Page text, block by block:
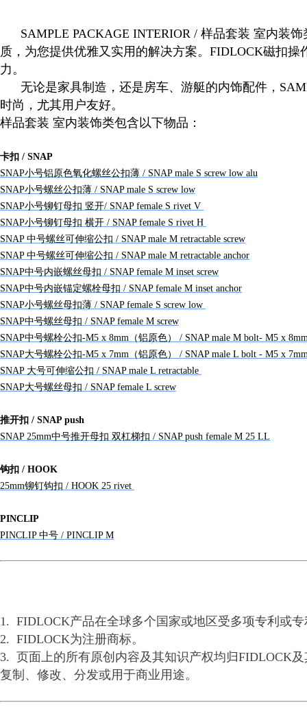
SAMPLE PACKAGE INTERIOR / 样品套装 室内装
质，为您提供优雅又实用的解决方案。FIDLOCK磁扣
力。
无论是家具制造，还是房车、游艇的内饰配件，
时尚，尤其用户友好。
样品套装 室内装饰类包含以下物品：
卡扣 / SNAP
SNAP小号铝原色氧化螺丝公扣薄 / SNAP male S screw low alu
SNAP小号螺丝公扣薄 / SNAP male S screw low
SNAP小号铆钉母扣 竖开/ SNAP female S rivet V
SNAP小号铆钉母扣 横开 / SNAP female S rivet H
SNAP 中号螺丝可伸缩公扣 / SNAP male M retractable screw
SNAP 中号螺丝可伸缩公扣 / SNAP male M retractable anchor
SNAP中号内嵌螺丝母扣 / SNAP female M inset screw
SNAP中号内嵌锚定螺栓母扣 / SNAP female M inset anchor
SNAP小号螺丝母扣薄 / SNAP female S screw low
SNAP中号螺丝母扣 / SNAP female M screw
SNAP中号螺栓公扣-M5 x 8mm（铝原色） / SNAP male M bolt- M5 x
SNAP大号螺栓公扣-M5 x 7mm（铝原色） / SNAP male L bolt - M5 x
SNAP 大号可伸缩公扣 / SNAP male L retractable
SNAP大号螺丝母扣 / SNAP female L screw
推开扣 / SNAP push
SNAP 25mm中号推开母扣 双杠梯扣 / SNAP push female M 25 LL
钩扣 / HOOK
25mm铆钉钩扣 / HOOK 25 rivet
PINCLIP
PINCLIP 中号 / PINCLIP M
1. FIDLOCK产品在全球多个国家或地区受多项专利或
2. FIDLOCK为注册商标。
3. 页面上的所有原创内容及其知识产权均归FIDLOCK
复制、修改、分发或用于商业用途。